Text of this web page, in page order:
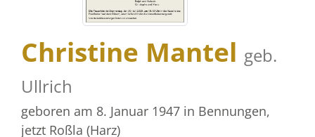
Christine Mantel geb.
Ullrich
geboren am 8. Januar 1947 in Bennungen,
jetzt Roßla (Harz)